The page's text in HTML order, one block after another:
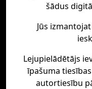
šādus
Jūs
Lejupielādētājs
īpašuma
autortiesību